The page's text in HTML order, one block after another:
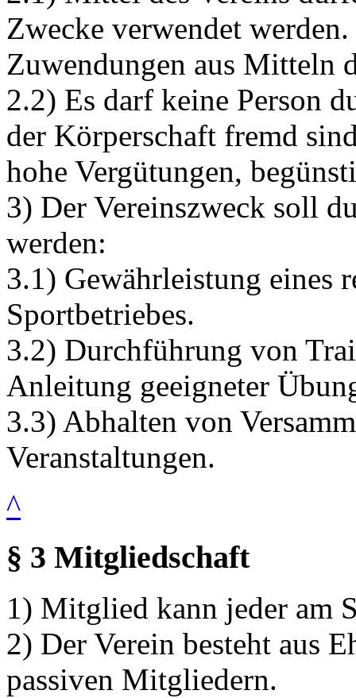
Zwecke verwendet
Zuwendungen aus Mitteln
2.2) Es darf keine Person
der Körperschaft fremd
hohe Vergütungen,
3) Der Vereinszweck soll
werden:
3.1) Gewährleistung eines
Sportbetriebes.
3.2) Durchführung von
Anleitung geeigneter
3.3) Abhalten von
Veranstaltungen.
^
§ 3 Mitgliedschaft
1) Mitglied kann jeder am
2) Der Verein besteht aus
passiven Mitgliedern.